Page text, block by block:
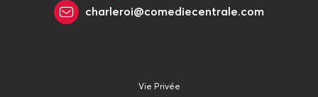
charleroi@comediecentrale.com
Vie Privée